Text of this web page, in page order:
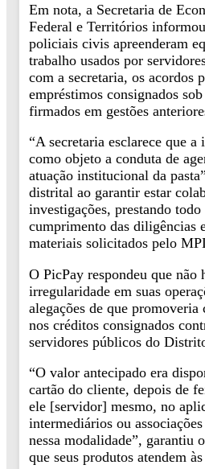
Em nota, a Secretaria de
Federal e Territórios
policiais civis apreenderam
trabalho usados por
com a secretaria, os acordos
empréstimos consignados
firmados em gestões
“A secretaria esclarece que a
como objeto a conduta de
atuação institucional da
distrital ao garantir estar
investigações, prestando
cumprimento das diligências
materiais solicitados pelo
O PicPay respondeu que não
irregularidade em suas
alegações de que promoveria
nos créditos consignados
servidores públicos do
“O valor antecipado era
cartão do cliente, depois de
ele [servidor] mesmo, no
intermediários ou
nessa modalidade”, garantiu
que seus produtos atendem